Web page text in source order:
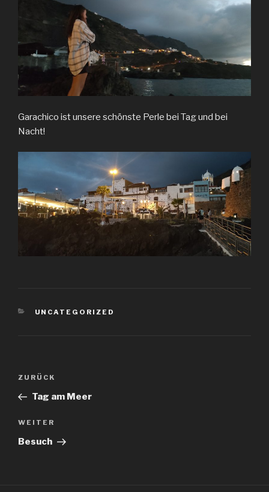
Garachico ist unsere schönste Perle bei Tag und bei
Nacht!
KATEGORIEN
UNCATEGORIZED
Beitragsnavigation
Vorheriger
Beitrag
ZURÜCK
Tag am Meer
Nächster
Beitrag
WEITER
Besuch